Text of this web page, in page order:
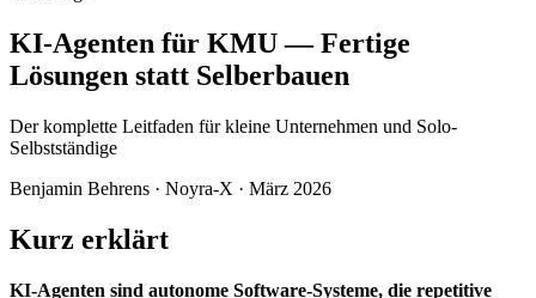
KI-Agenten für KMU — Fertige
Lösungen statt Selberbauen
Der komplette Leitfaden für kleine Unternehmen und Solo-
Selbstständige
Benjamin Behrens · Noyra-X · März 2026
Kurz erklärt
KI-Agenten sind autonome Software-Systeme, die repetitive